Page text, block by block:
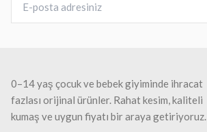
0–14 yaş çocuk ve bebek giyiminde ihracat
fazlası orijinal ürünler. Rahat kesim, kaliteli
kumaş ve uygun fiyatı bir araya getiriyoruz.